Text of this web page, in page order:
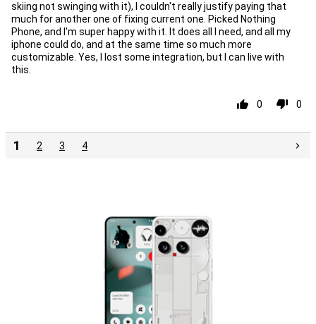
skiing not swinging with it), I couldn't really justify paying that
much for another one of fixing current one. Picked Nothing
Phone, and I'm super happy with it. It does all I need, and all my
iphone could do, and at the same time so much more
customizable. Yes, I lost some integration, but I can live with
this.
0 0
1 2 3 4